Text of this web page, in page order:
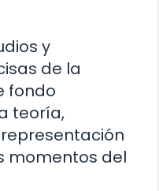
y
de la
fondo
teoría,
momentos del